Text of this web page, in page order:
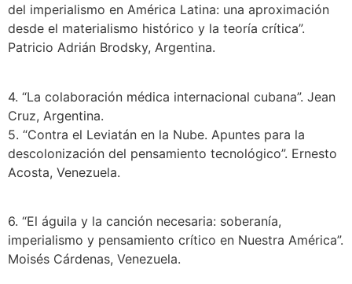
del imperialismo en América Latina: una aproximación
desde el materialismo histórico y la teoría crítica”.
Patricio Adrián Brodsky, Argentina.
4. “La colaboración médica internacional cubana”. Jean
Cruz, Argentina.
5. “Contra el Leviatán en la Nube. Apuntes para la
descolonización del pensamiento tecnológico”. Ernesto
Acosta, Venezuela.
6. “El águila y la canción necesaria: soberanía,
imperialismo y pensamiento crítico en Nuestra América”.
Moisés Cárdenas, Venezuela.